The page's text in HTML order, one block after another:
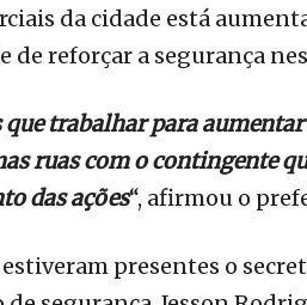
da cidade está
de reforçar a segurança
trabalhar para aumentar
ruas com o contingente
das ações“, afirmou o
presentes o